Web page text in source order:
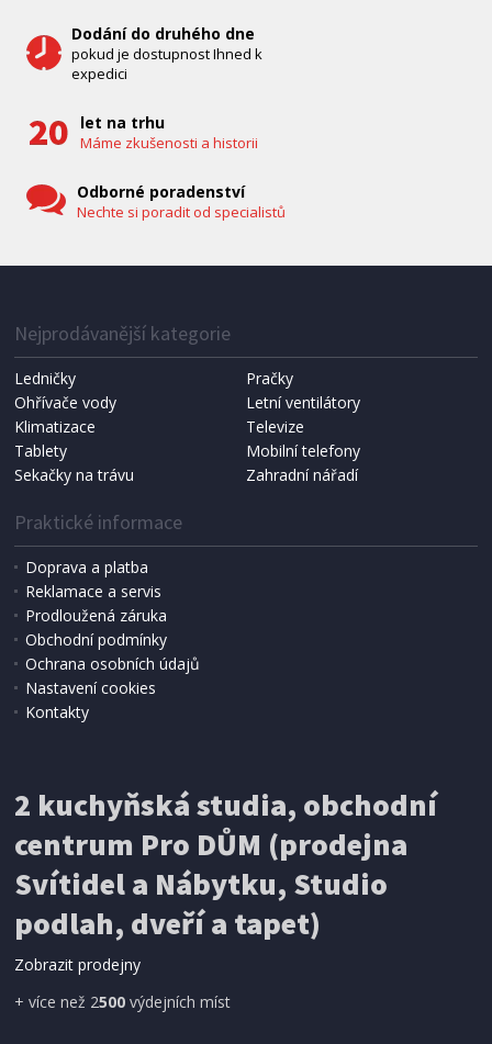
NÁHRADNÍ SÁČKY DO VYSAVAČE
Koma KRA-SB02S (Multi Bag, S-BAG SMS)
199 Kč Přidat do košíku
SÍŤ PROTI HMYZU
ProGarden KO-CY5910600 Síť proti hmyzu do
dveří magnetická 210 x 100 cm
Dodání do druhého dne
pokud je dostupnost Ihned k
expedici
let na trhu
Máme zkušenosti a historii
Odborné poradenství
Nechte si poradit od specialistů
Nejprodávanější kategorie
Ledničky
Pračky
Ohřívače vody
Letní ventilátory
Klimatizace
Televize
Tablety
Mobilní telefony
Sekačky na trávu
Zahradní nářadí
Praktické informace
Doprava a platba
Reklamace a servis
Prodloužená záruka
Obchodní podmínky
Ochrana osobních údajů
Nastavení cookies
Kontakty
2 kuchyňská studia, obchodní
centrum Pro DŮM (prodejna
Svítidel a Nábytku, Studio
podlah, dveří a tapet)
Zobrazit prodejny
+ více než 2500 výdejních míst